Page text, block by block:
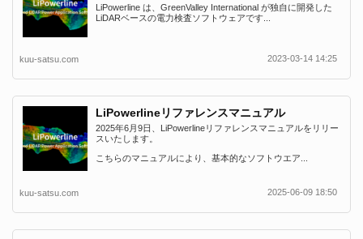
LiPowerline は、GreenValley International が独自に開発した
LiDARベースの電力検査ソフトウェアです...
kuu-satsu.com 2023-03-14 14:25
LiPowerlineリファレンスマニュアル
2025年6月9日、LiPowerlineリファレンスマニュアルをリリー
スいたします。
こちらのマニュアルにより、基本的なソフトウエア...
kuu-satsu.com 2025-06-09 18:50